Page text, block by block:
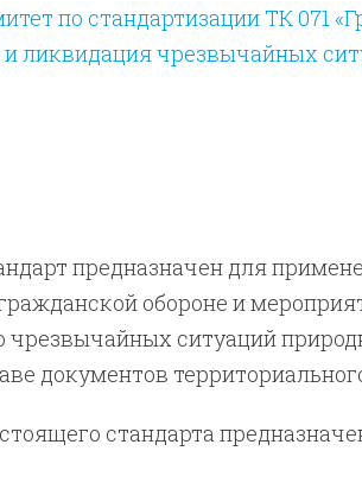
по стандартизации ТК 071
ликвидация чрезвычайных
предназначен для
обороне и
ситуаций
документов
стандарта